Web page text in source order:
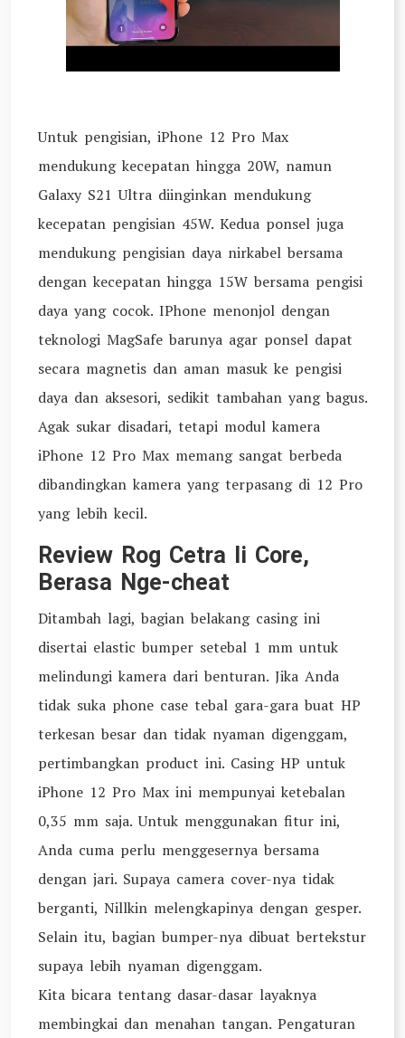
Untuk pengisian, iPhone 12 Pro Max
mendukung kecepatan hingga 20W, namun
Galaxy S21 Ultra diinginkan mendukung
kecepatan pengisian 45W. Kedua ponsel juga
mendukung pengisian daya nirkabel bersama
dengan kecepatan hingga 15W bersama pengisi
daya yang cocok. IPhone menonjol dengan
teknologi MagSafe barunya agar ponsel dapat
secara magnetis dan aman masuk ke pengisi
daya dan aksesori, sedikit tambahan yang bagus.
Agak sukar disadari, tetapi modul kamera
iPhone 12 Pro Max memang sangat berbeda
dibandingkan kamera yang terpasang di 12 Pro
yang lebih kecil.
Review Rog Cetra Ii Core,
Berasa Nge-cheat
Ditambah lagi, bagian belakang casing ini
disertai elastic bumper setebal 1 mm untuk
melindungi kamera dari benturan. Jika Anda
tidak suka phone case tebal gara-gara buat HP
terkesan besar dan tidak nyaman digenggam,
pertimbangkan product ini. Casing HP untuk
iPhone 12 Pro Max ini mempunyai ketebalan
0,35 mm saja. Untuk menggunakan fitur ini,
Anda cuma perlu menggesernya bersama
dengan jari. Supaya camera cover-nya tidak
berganti, Nillkin melengkapinya dengan gesper.
Selain itu, bagian bumper-nya dibuat bertekstur
supaya lebih nyaman digenggam.
Kita bicara tentang dasar-dasar layaknya
membingkai dan menahan tangan. Pengaturan